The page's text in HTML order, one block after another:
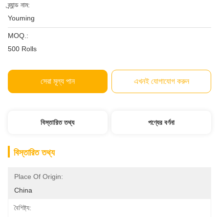
ব্র্যান্ড নাম:
Youming
MOQ.:
500 Rolls
সেরা মূল্য পান এখনই যোগাযোগ করুন
বিস্তারিত তথ্য পণ্যের বর্ণনা
বিস্তারিত তথ্য
Place Of Origin:
China
বৈশিষ্ট্য: